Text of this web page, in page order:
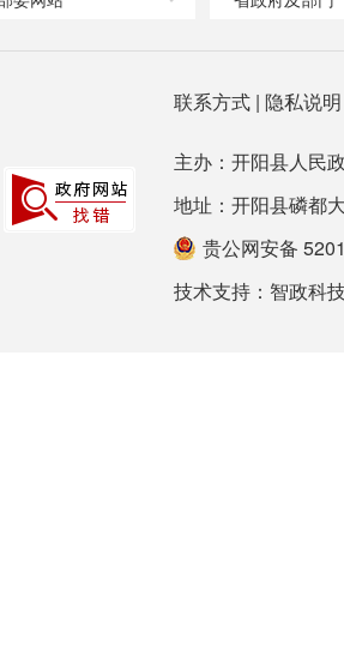
联系方式| 隐私说
主办：开阳县人民
地址：开阳县磷都
贵公网安备
技术支持： 智政科